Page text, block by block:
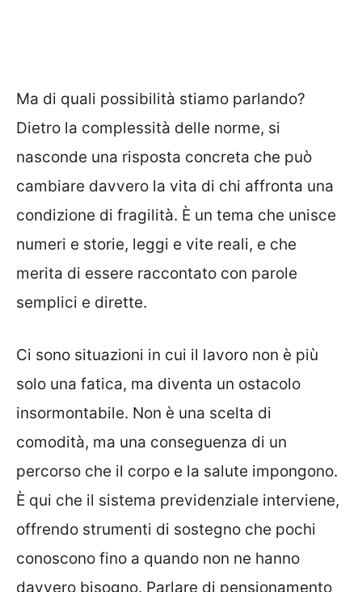
Ma di quali possibilità stiamo parlando?
Dietro la complessità delle norme, si
nasconde una risposta concreta che può
cambiare davvero la vita di chi affronta una
condizione di fragilità. È un tema che unisce
numeri e storie, leggi e vite reali, e che
merita di essere raccontato con parole
semplici e dirette.
Ci sono situazioni in cui il lavoro non è più
solo una fatica, ma diventa un ostacolo
insormontabile. Non è una scelta di
comodità, ma una conseguenza di un
percorso che il corpo e la salute impongono.
È qui che il sistema previdenziale interviene,
offrendo strumenti di sostegno che pochi
conoscono fino a quando non ne hanno
davvero bisogno. Parlare di pensionamento